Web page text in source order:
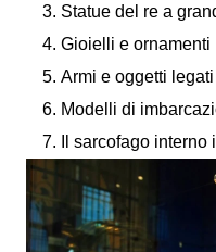
Statue del re a
Gioielli e
Armi e oggetti
Modelli di
Il sarcofago